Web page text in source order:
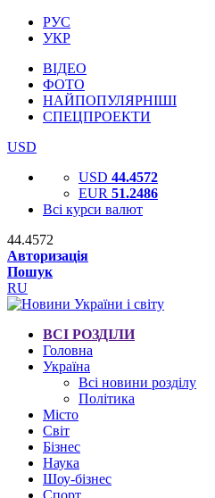
РУС
УКР
ВІДЕО
ФОТО
НАЙПОПУЛЯРНІШІ
СПЕЦПРОЕКТИ
USD
USD 44.4572
EUR 51.2486
Всі курси валют
44.4572
Авторизація
Пошук
RU
ВСІ РОЗДІЛИ
Головна
Україна
Всі новини розділу
Політика
Місто
Світ
Бізнес
Наука
Шоу-бізнес
Спорт